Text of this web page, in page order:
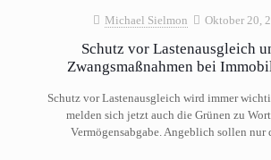
Michael Sielmon Oktober 20,
Schutz vor Lastenausgleich
Zwangsmaßnahmen bei
Schutz vor Lastenausgleich wird immer
melden sich jetzt auch die Grünen zu
Vermögensabgabe. Angeblich sollen nur